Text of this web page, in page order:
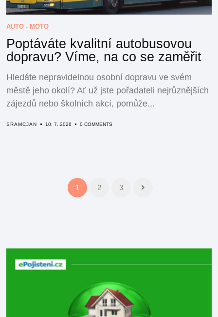
AUTO - MOTO
Poptáváte kvalitní autobusovou
dopravu? Víme, na co se zaměřit
Hledáte nepravidelnou osobní dopravu ve svém
městě jeho okolí? Ať už jste pořadateli nejrůznějších
zájezdů nebo školních akcí, pomůže...
SRAMCJAN 10. 7. 2026 0 COMMENTS
1 2 3